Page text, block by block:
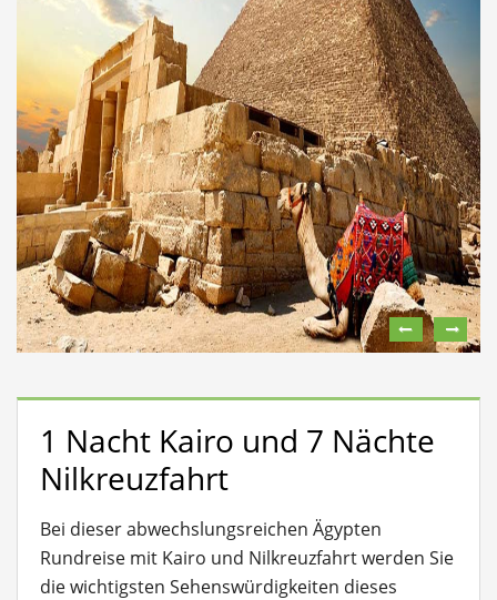
1 Nacht Kairo und 7 Nächte
Nilkreuzfahrt
Bei dieser abwechslungsreichen Ägypten
Rundreise mit Kairo und Nilkreuzfahrt werden Sie
die wichtigsten Sehenswürdigkeiten dieses